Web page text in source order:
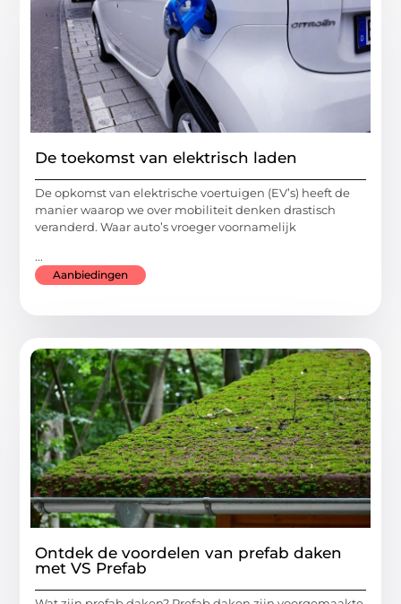
De toekomst van elektrisch laden
De opkomst van elektrische voertuigen (EV’s) heeft de
manier waarop we over mobiliteit denken drastisch
veranderd. Waar auto’s vroeger voornamelijk
...
Aanbiedingen
Ontdek de voordelen van prefab daken
met VS Prefab